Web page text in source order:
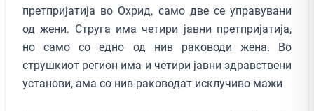
претпријатија во Охрид, само две се управувани
од жени. Струга има четири јавни претпријатија,
но само со едно од нив раководи жена. Во
струшкиот регион има и четири јавни здравствени
установи, ама со нив раководат исклучиво мажи